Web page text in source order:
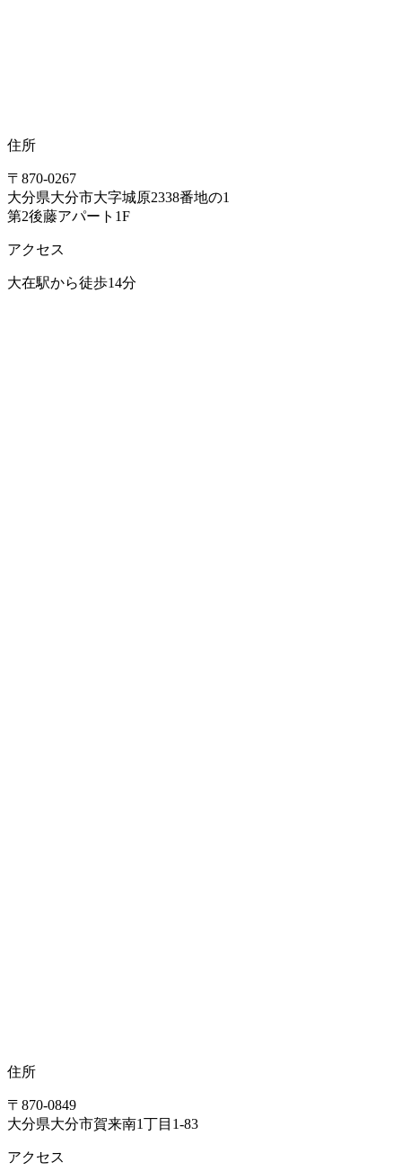
住所
〒870-0267
大分県大分市大字城原2338番地の1
第2後藤アパート1F
アクセス
大在駅から徒歩14分
住所
〒870-0849
大分県大分市賀来南1丁目1-83
アクセス